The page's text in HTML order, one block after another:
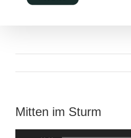
Mitten im Sturm